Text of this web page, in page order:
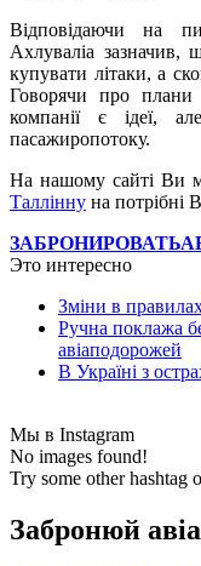
Відповідаючи на
Ахлуваліа зазначив,
купувати літаки, а
Говорячи про плани
компанії є ідеї,
пасажиропотоку.
На нашому сайті Ви
Таллінну на потрібні
ЗАБРОНИРОВАТЬ
Это интересно
Зміни в
Ручна поклажа
авіаподорожей
В Україні з
Мы в Instagram
No images found!
Try some other hashtag
Забронюй